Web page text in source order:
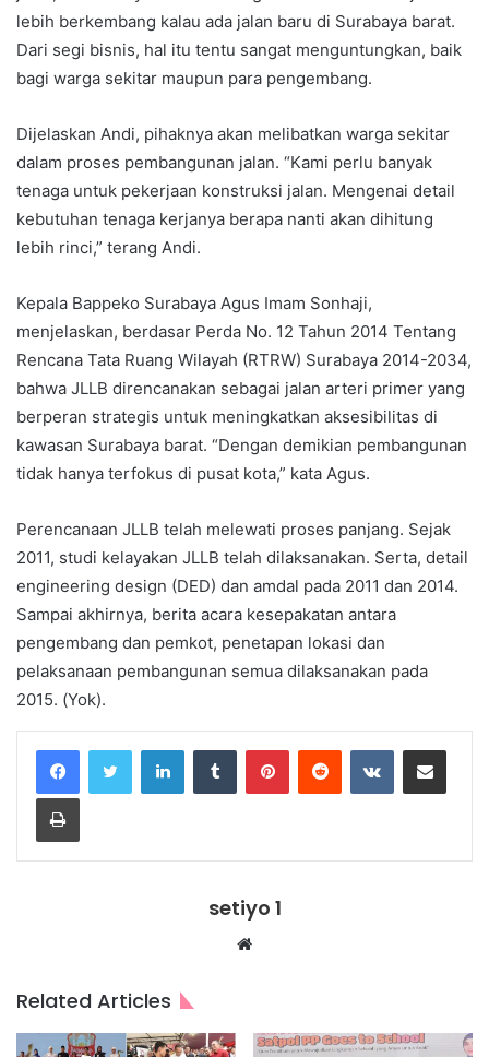
lebih berkembang kalau ada jalan baru di Surabaya barat.
Dari segi bisnis, hal itu tentu sangat menguntungkan, baik
bagi warga sekitar maupun para pengembang.
Dijelaskan Andi, pihaknya akan melibatkan warga sekitar
dalam proses pembangunan jalan. “Kami perlu banyak
tenaga untuk pekerjaan konstruksi jalan. Mengenai detail
kebutuhan tenaga kerjanya berapa nanti akan dihitung
lebih rinci,” terang Andi.
Kepala Bappeko Surabaya Agus Imam Sonhaji,
menjelaskan, berdasar Perda No. 12 Tahun 2014 Tentang
Rencana Tata Ruang Wilayah (RTRW) Surabaya 2014-2034,
bahwa JLLB direncanakan sebagai jalan arteri primer yang
berperan strategis untuk meningkatkan aksesibilitas di
kawasan Surabaya barat. “Dengan demikian pembangunan
tidak hanya terfokus di pusat kota,” kata Agus.
Perencanaan JLLB telah melewati proses panjang. Sejak
2011, studi kelayakan JLLB telah dilaksanakan. Serta, detail
engineering design (DED) dan amdal pada 2011 dan 2014.
Sampai akhirnya, berita acara kesepakatan antara
pengembang dan pemkot, penetapan lokasi dan
pelaksanaan pembangunan semua dilaksanakan pada
2015. (Yok).
LinkedInTumblr PinterestReddit VKontakteShare via Email
Print
setiyo 1
Website
Related Articles